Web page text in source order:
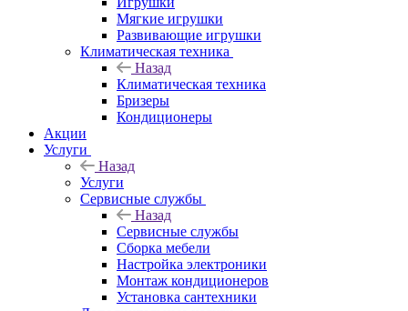
Мягкие игрушки
Развивающие игрушки
Климатическая техника
Назад
Климатическая техника
Бризеры
Кондиционеры
Акции
Услуги
Назад
Услуги
Сервисные службы
Назад
Сервисные службы
Сборка мебели
Настройка электроники
Монтаж кондиционеров
Установка сантехники